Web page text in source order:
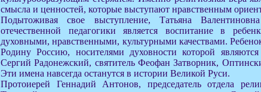
смысла и ценностей, которые выступают нравственным
Подытоживая свое выступление, Татьяна
отечественной педагогики является воспитание в
духовными, нравственными, культурными качествами.
Родину Россию, носителями духовности которой
Сергий Радонежский, святитель Феофан Затворник,
Эти имена навсегда останутся в истории Великой Руси.
Протоиерей Геннадий Антонов, председатель отдела